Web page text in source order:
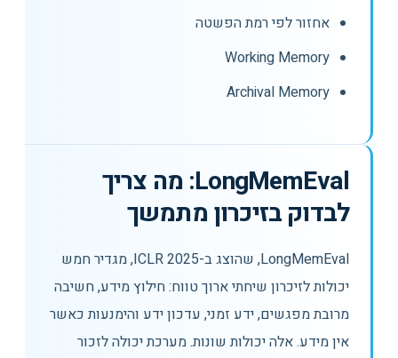
אחזור לפי רמת הפשטה
Working Memory
Archival Memory
LongMemEval: מה צריך
לבדוק בזיכרון מתמשך
LongMemEval, שהוצג ב-ICLR 2025, מגדיר חמש
יכולות לזיכרון שיחתי ארוך טווח: חילוץ מידע, חשיבה
מרובת מפגשים, ידע זמני, עדכון ידע והימנעות כאשר
אין מידע. אלה יכולות שונות. מערכת יכולה לזכור